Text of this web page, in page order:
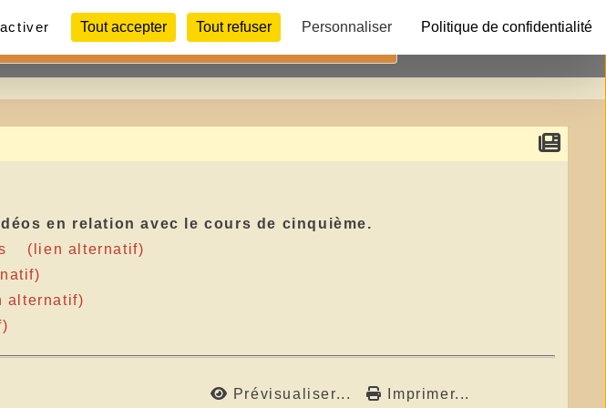
Photos Télécharger
en relation avec le cours de cinquième.
(lien alternatif)
alternatif)
Prévisualiser... Imprimer...
Tout accepter Tout refuser Personnaliser Politique de confidentialité